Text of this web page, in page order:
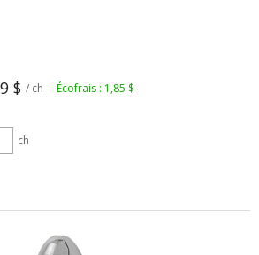
$ / ch Écofrais : 1,85 $
ch